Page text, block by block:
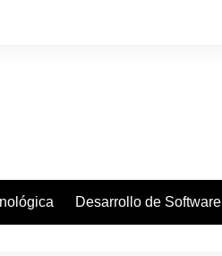
Desarrollo de Software